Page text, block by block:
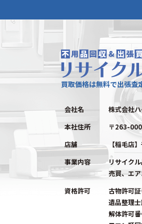
買取価格は無料で出張査
会社名
株式会社
本社住所
〒263-
店舗
【稲毛店
事業内容
リサイク
売買、エ
資格許可
古物許可
遺品整理
解体許可